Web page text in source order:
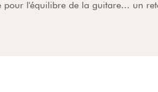
l'équilibre de la guitare... un